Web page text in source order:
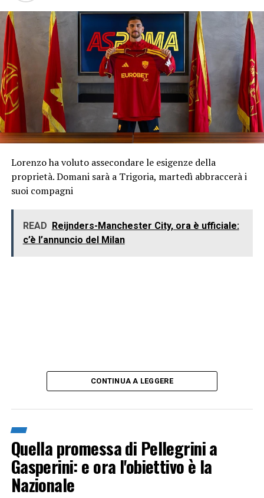
Lorenzo ha voluto assecondare le esigenze della
proprietà. Domani sarà a Trigoria, martedì abbraccerà i
suoi compagni
READ
Reijnders-Manchester City, ora è ufficiale:
c’è l’annuncio del Milan
CONTINUA A LEGGERE
Quella promessa di Pellegrini a
Gasperini: e ora l'obiettivo è la
Nazionale